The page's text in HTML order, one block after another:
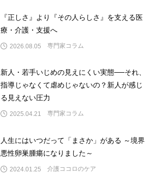
『正しさ』より『その人らしさ』を支える医
療・介護・支援へ
2026.08.05 専門家コラム
新人・若手いじめの見えにくい実態──それ、
指導じゃなくて虐めじゃないの？新人が感じ
る見えない圧力
2025.04.21 専門家コラム
人生にはいつだって「まさか」がある ～境界
悪性卵巣腫瘍になりました～
2024.01.25 介護ココロのケア